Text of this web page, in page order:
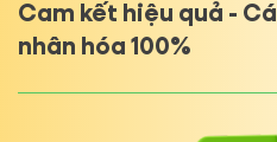
Cam kết hiệu quả - Cá
nhân hóa 100%